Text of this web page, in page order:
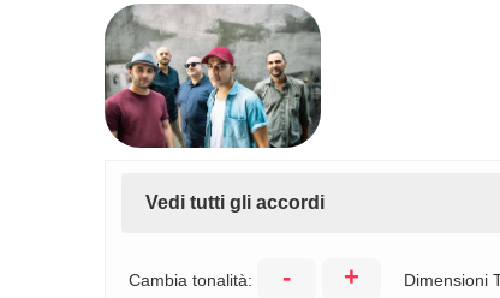
Vedi tutti gli accordi
Cambia tonalità: - + Dimensioni